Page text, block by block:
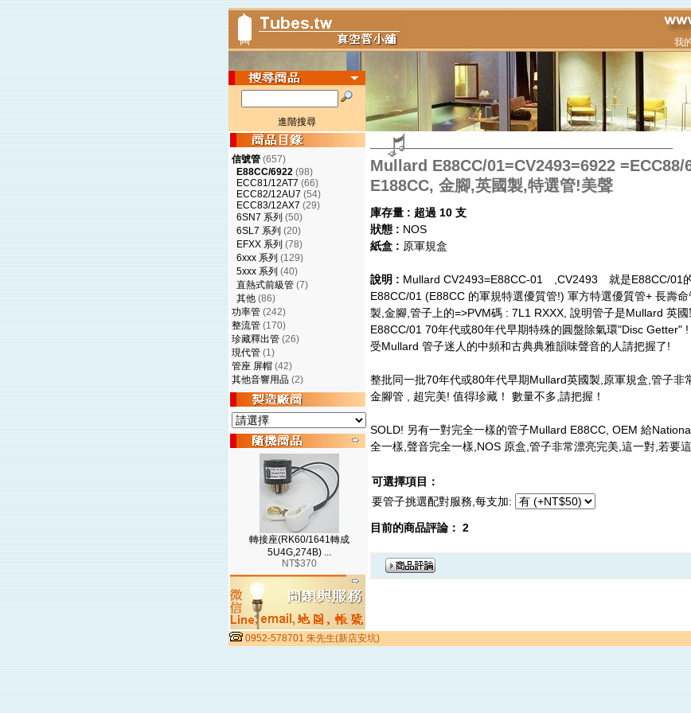
我
進階搜尋
信號管 (657)
E88CC/6922 (98)
ECC81/12AT7 (66)
ECC82/12AU7 (54)
ECC83/12AX7 (29)
6SN7 系列 (50)
6SL7 系列 (20)
EFXX 系列 (78)
6xxx 系列 (129)
5xxx 系列 (40)
直熱式前級管 (7)
其他 (86)
功率管 (242)
整流管 (170)
珍藏釋出管 (26)
現代管 (1)
管座 屏帽 (42)
其他音響用品 (2)
轉接座(RK60/1641轉成
5U4G,274B) ...
NT$370
Mullard E88CC/01=CV2493=6922 =ECC88/
E188CC, 金腳,英國製,特選管!美聲
庫存量 : 超過 10 支
狀態 : NOS
紙盒 : 原軍規盒
說明 : Mullard CV2493=E88CC-01 ,CV2493 就是E88CC/01
E88CC/01 (E88CC 的軍規特選優質管!) 軍方特選優質管+ 長壽
製,金腳,管子上的=>PVM碼 : 7L1 RXXX, 說明管子是Mullard 英
E88CC/01 70年代或80年代早期特殊的圓盤除氣環"Disc Getter"
受Mullard 管子迷人的中頻和古典典雅韻味聲音的人請把握了!
整批同一批70年代或80年代早期Mullard英國製,原軍規盒,管子
金腳管 , 超完美! 值得珍藏！ 數量不多,請把握！
SOLD! 另有一對完全一樣的管子Mullard E88CC, OEM 給
全一樣,聲音完全一樣,NOS 原盒,管子非常漂亮完美,這一對,若要
可選擇項目：
要管子挑選配對服務,每支加:
目前的商品評論： 2
0952-578701 朱先生(新店安坑)